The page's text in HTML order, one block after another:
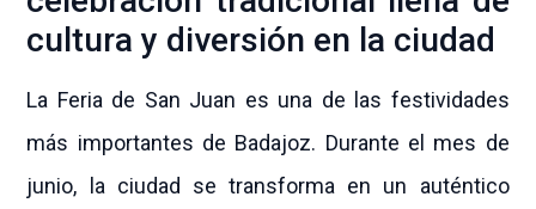
cultura y diversión en la ciudad
La Feria de San Juan es una de las festividades
más importantes de Badajoz. Durante el mes de
junio, la ciudad se transforma en un auténtico